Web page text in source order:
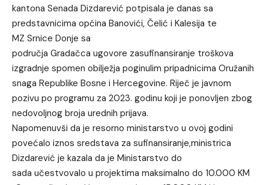
kantona Senada Dizdarević potpisala je danas sa
predstavnicima općina Banovići, Čelić i Kalesija te
MZ Srnice Donje sa
područja Gradačca ugovore zasufinansiranje troškova
izgradnje spomen obilježja poginulim pripadnicima Oružanih
snaga Republike Bosne i Hercegovine. Riječ je javnom
pozivu po programu za 2023. godinu koji je ponovljen zbog
nedovoljnog broja urednih prijava.
Napomenuvši da je resorno ministarstvo u ovoj godini
povećalo iznos sredstava za sufinansiranje,ministrica
Dizdarević je kazala da je Ministarstvo do
sada učestvovalo u projektima maksimalno do 10.000 KM